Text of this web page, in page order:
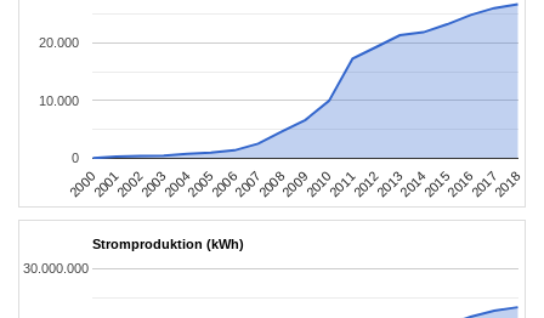
2000200120022003200420052006200720082009201020112012201320142015201620172018
0
10.000
20.000
Stromproduktion (kWh)
30.000.000